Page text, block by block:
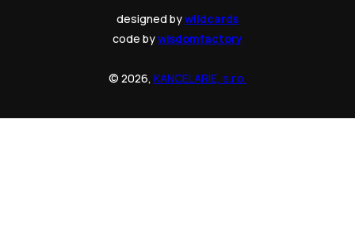
designed bywildcards
code bywisdomfactory
© 2026, KANCELARIE, s.r.o.